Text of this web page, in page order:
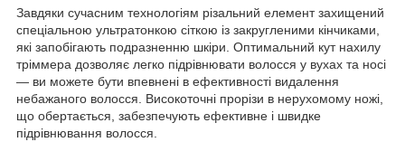
Завдяки сучасним технологіям різальний елемент захищений
спеціальною ультратонкою сіткою із закругленими кінчиками,
які запобігають подразненню шкіри. Оптимальний кут нахилу
тріммера дозволяє легко підрівнювати волосся у вухах та носі
— ви можете бути впевнені в ефективності видалення
небажаного волосся. Високоточні прорізи в нерухомому ножі,
що обертається, забезпечують ефективне і швидке
підрівнювання волосся.